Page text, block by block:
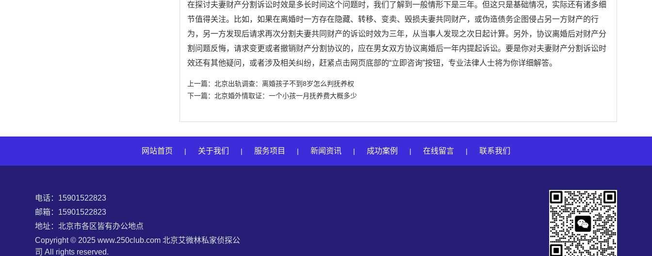
在探讨夫妻财产分割诉讼时效是多长时间这个问题时，我们了解到一般情形下是三年。但这只是基础情况，实际还有诸多细
节值得关注。比如，如果在离婚时一方存在隐藏、转移、变卖、毁损夫妻共同财产，或伪造债务企图侵占另一方财产的行
为，另一方发现后请求再次分割夫妻共同财产的诉讼时效为三年，从当事人发现之次日起计算。另外，协议离婚后对财产分
割问题反悔，请求变更或者撤销财产分割协议的，应在男女双方协议离婚后一年内提起诉讼。要是你对夫妻财产分割诉讼时
效还有其他疑问，或者涉及相关纠纷，赶紧点击网页底部的“立即咨询”按钮，专业法律人士将为你详细解答。
上一篇： 北京出轨调查：离婚孩子不到8岁怎么判抚养权
下一篇： 北京婚外情取证：一个小孩一月抚养费大概多少
网站首页 | 关于我们 | 服务项目 | 新闻资讯 | 成功案例 | 在线留言 | 联系我们
电话：15901522823
邮箱：15901522823‬
地址：北京市各区皆有办公地点
Copyright © 2025 www.250club.com 北京艾微林私家侦探公
司 All rights reserved.